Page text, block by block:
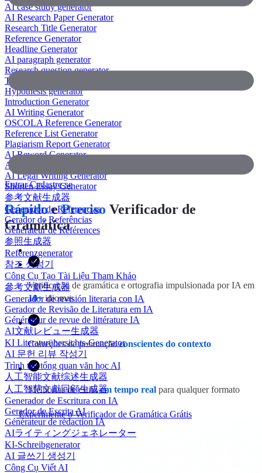
AI case study generator
AI Research Paper Generator
Research Title Generator
Reference Generator
Headline Generator
AI paragraph generator
Research question generator
Thesis paragraph generator
Hypothesis generator
Introduction Generator
AI Writing Generator
OSCOLA Reference Generator
Reference List Generator
Plagiarism Report Generator
AI Reword Generator
AI Bullet Point Generator
AI Legal Writing Generator
Shorten Essay Generator
参考文献生成器
Generador de Referencias
Gerador de Referências
Générateur de Références
参照生成器
Referenzgenerator
참조 생성기
Công Cụ Tạo Tài Liệu Tham Khảo
參考文獻生成器
Generador de revisión literaria con IA
Gerador de Revisão de Literatura em IA
Générateur de revue de littérature IA
AI文献レビュー生成器
KI Literaturübersichts-Generator
AI 문헌 리뷰 작성기
Trình tạo tổng quan văn học AI
人工智能文献综述生成器
人工智慧文獻回顧生成器
Generador de Escritura con IA
Gerador de Escrita AI
Générateur de rédaction IA
AIライティングジェネレーター
KI-Schreibgenerator
AI 글쓰기 생성기
Công Cụ Viết AI
EntrarCadastre-se
RápidoePreciso Verificador de
Gramática
Verificação de gramática e ortografia impulsionada por IA em
10+idiomas
Correções de pontuaçãoconscientes do contexto
Melhorias de estiloem tempo real para qualquer formato
Experimente o Verificador de Gramática Grátis